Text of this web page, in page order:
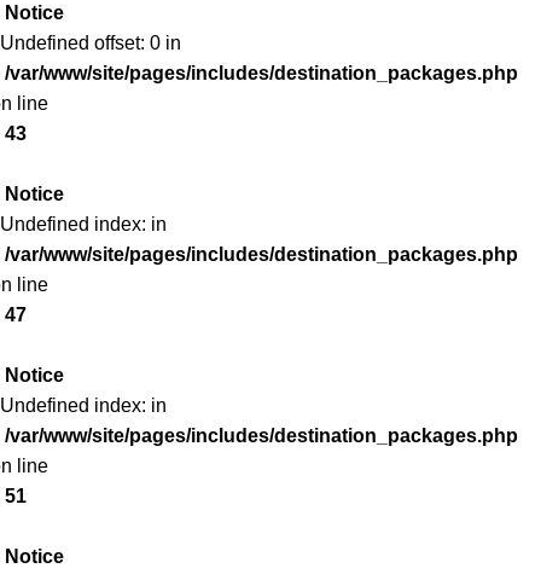
Notice
offset: 0 in
/var/www/site/pages/includes/destination_packages.php
line
43
Notice
index: in
/var/www/site/pages/includes/destination_packages.php
line
47
Notice
index: in
/var/www/site/pages/includes/destination_packages.php
line
51
Notice